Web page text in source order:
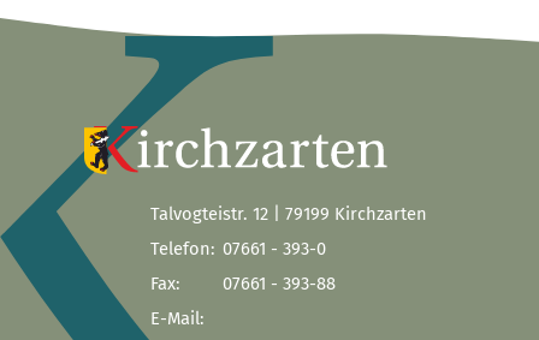
Talvogteistr. 12 | 79199 Kirchzarten
Telefon: 07661 - 393-0
Fax:
07661 - 393-88
E-Mail: